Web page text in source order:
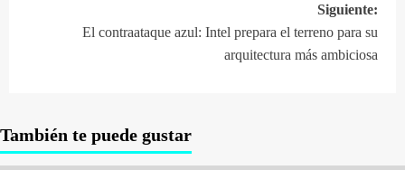
Siguiente:
El contraataque azul: Intel prepara el terreno para su
arquitectura más ambiciosa
También te puede gustar